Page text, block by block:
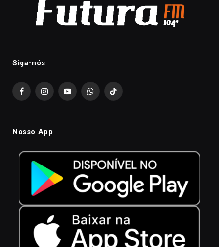
Siga-nós
FacebookInstagramYouTubeWhatsAppTikTok
Nosso App